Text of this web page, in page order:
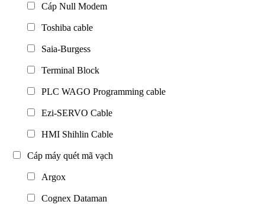
Cáp Null Modem
Toshiba cable
Saia-Burgess
Terminal Block
PLC WAGO Programming cable
Ezi-SERVO Cable
HMI Shihlin Cable
Cáp máy quét mã vạch
Argox
Cognex Dataman